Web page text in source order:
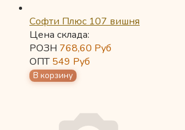
Софти Плюс 107 вишня
Цена склада:
РОЗН 768,60 Руб
ОПТ549 Руб